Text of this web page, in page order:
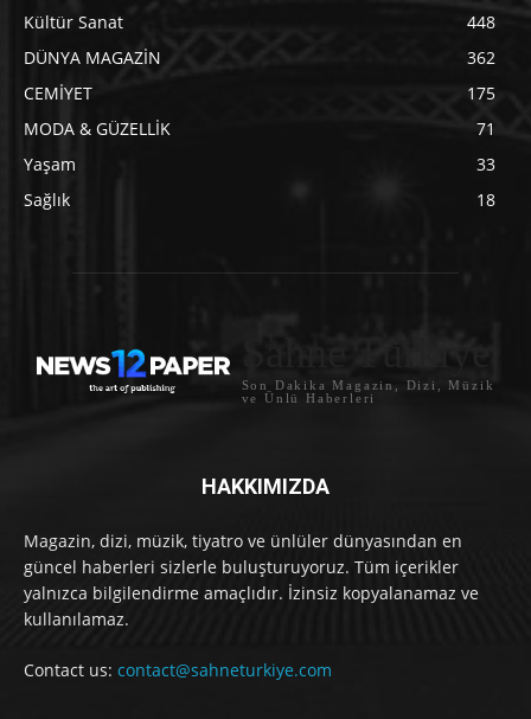
Kültür Sanat
448
DÜNYA MAGAZİN
362
CEMİYET
175
MODA & GÜZELLİK
71
Yaşam
33
Sağlık
18
Sahne Türkiye
Son Dakika Magazin, Dizi, Müzik
ve Ünlü Haberleri
HAKKIMIZDA
Magazin, dizi, müzik, tiyatro ve ünlüler dünyasından en
güncel haberleri sizlerle buluşturuyoruz. Tüm içerikler
yalnızca bilgilendirme amaçlıdır. İzinsiz kopyalanamaz ve
kullanılamaz.
Contact us: contact@sahneturkiye.com